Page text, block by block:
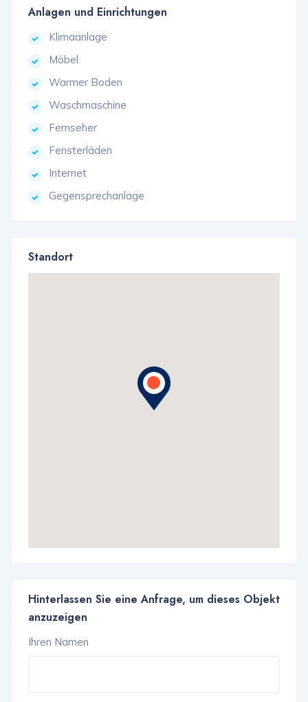
Anlagen und Einrichtungen
Klimaanlage
Möbel
Warmer Boden
Waschmaschine
Fernseher
Fensterläden
Internet
Gegensprechanlage
Standort
Hinterlassen Sie eine Anfrage, um dieses Objekt
anzuzeigen
Ihren Namen